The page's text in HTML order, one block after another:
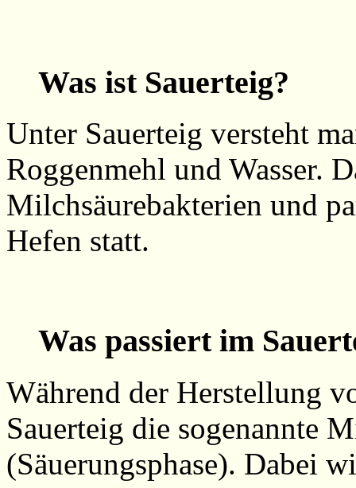
Was ist Sauerteig?
Unter Sauerteig versteht
Roggenmehl und Wasser.
Milchsäurebakterien und
Hefen statt.
Was passiert im
Während der Herstellung
Sauerteig die sogenannte
(Säuerungsphase). Dabei